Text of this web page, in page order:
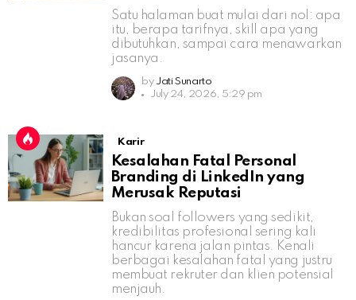
Satu halaman buat mulai dari nol: apa
itu, berapa tarifnya, skill apa yang
dibutuhkan, sampai cara menawarkan
jasanya.
by Jati Sunarto
July 24, 2026, 5:29 pm
Karir
Kesalahan Fatal Personal
Branding di LinkedIn yang
Merusak Reputasi
Bukan soal followers yang sedikit,
kredibilitas profesional sering kali
hancur karena jalan pintas. Kenali
berbagai kesalahan fatal yang justru
membuat rekruter dan klien potensial
menjauh.